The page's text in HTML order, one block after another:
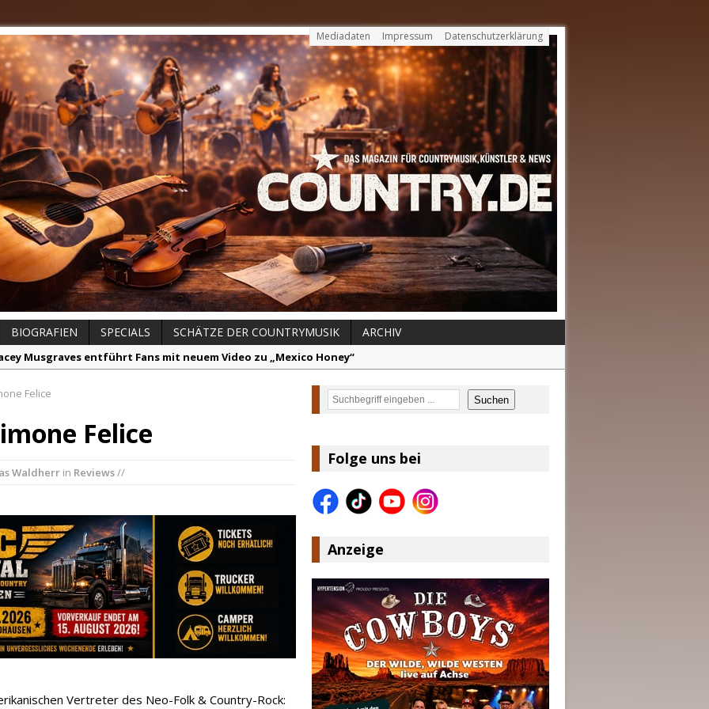
Mediadaten Impressum Datenschutzerklärung
BIOGRAFIEN SPECIALS SCHÄTZE DER COUNTRYMUSIK
ARCHIV
Musgraves entführt Fans mit neuem Video zu „Mexico Honey“
Music Hot News – 2. August 2026: Dolly Parton, Bill Anderson und Shaboozey im Fokus
Johnson & The Hollywood Hillbillies kündigen neues Album mit „Better Days Ahead“ an
für Euer Vertrauen: Country.de erreicht täglich rund 10.000 Leser
Felice
Felice
Waldherr in Reviews//
Vertreter des Neo-Folk & Country-Rock:
Suchen Suchen
Folge uns bei
Anzeige